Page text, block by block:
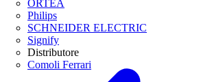
ORTEA
Philips
SCHNEIDER ELECTRIC
Signify
Distributore
Comoli Ferrari